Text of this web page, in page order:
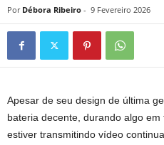
Por Débora Ribeiro - 9 Fevereiro 2026
Apesar de seu design de última
bateria decente, durando algo
estiver transmitindo vídeo